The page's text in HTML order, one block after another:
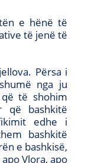
e hënë të
të jenë të
Përsa i
nga ju
të shohim
që bashkitë
edhe i
bashkitë
e bashkisë,
Vlora, apo